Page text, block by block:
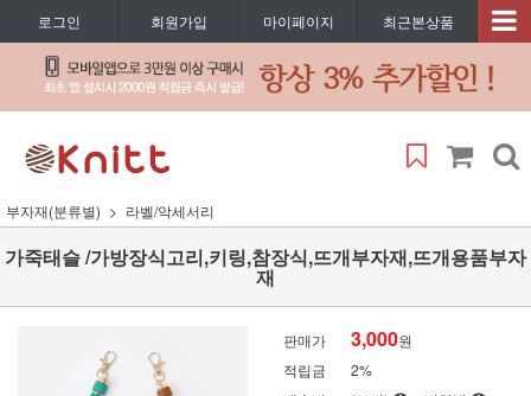
로그인 회원가입 마이페이지 최근본상품
부자재(분류별) 라벨/악세서리
가죽태슬 /가방장식고리,키링,참장식,뜨개부자재,뜨개용품부자
재
판매가 3,000원
적립금
2%